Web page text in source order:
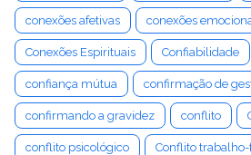
conexões afetivas conexões
Conexões Espirituais Confiabilidade
confiança mútua confirmação de
confirmando a gravidez conflito
conflito psicológico Conflito